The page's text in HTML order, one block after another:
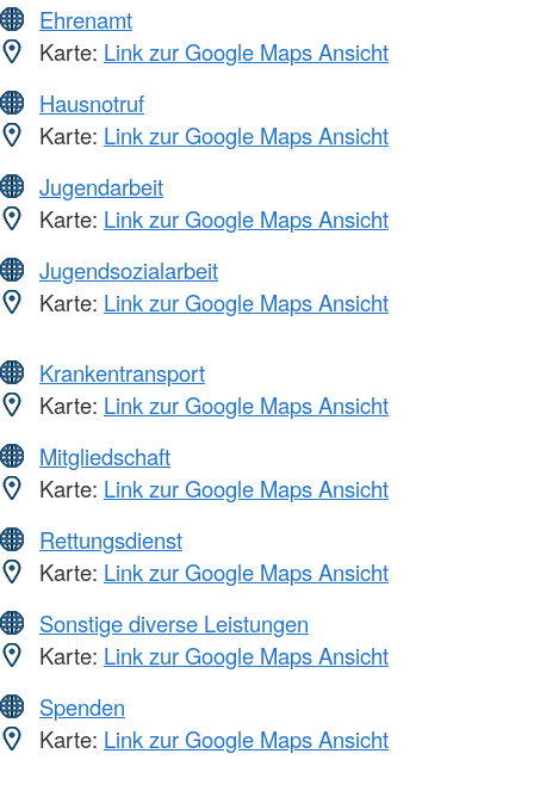
Ehrenamt
Karte: Link zur Google Maps Ansicht
Hausnotruf
Karte: Link zur Google Maps Ansicht
Jugendarbeit
Karte: Link zur Google Maps Ansicht
Jugendsozialarbeit
Karte: Link zur Google Maps Ansicht
Krankentransport
Karte: Link zur Google Maps Ansicht
Mitgliedschaft
Karte: Link zur Google Maps Ansicht
Rettungsdienst
Karte: Link zur Google Maps Ansicht
Sonstige diverse Leistungen
Karte: Link zur Google Maps Ansicht
Spenden
Karte: Link zur Google Maps Ansicht